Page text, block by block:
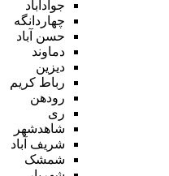
جوادآباد
چهاردانگه
حسن آباد
دماوند
دیزین
رباط کریم
رودهن
ری
شاهدشهر
شریف آباد
شمشک